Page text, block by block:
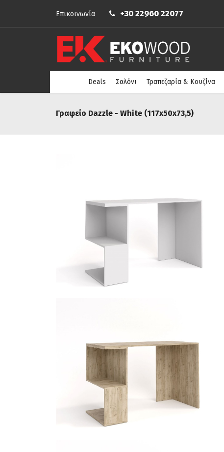
Επικοινωνία +30 22960 22077
Deals Σαλόνι Τραπεζαρία & Κουζίνα
Γραφείο Dazzle - White (117x50x73,5)